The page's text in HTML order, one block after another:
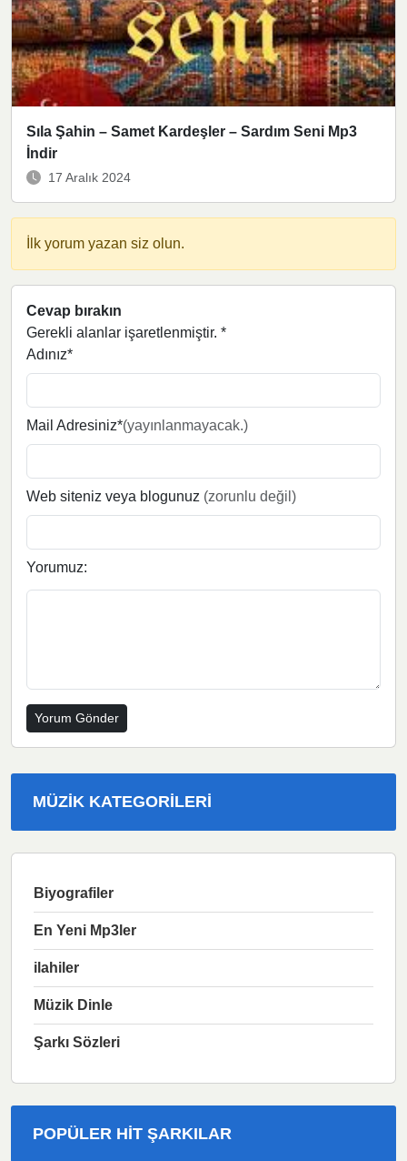
Sıla Şahin – Samet Kardeşler – Sardım Seni Mp3
İndir
17 Aralık 2024
İlk yorum yazan siz olun.
Cevap bırakın
Gerekli alanlar işaretlenmiştir. *
Adınız*
Mail Adresiniz*(yayınlanmayacak.)
Web siteniz veya blogunuz (zorunlu değil)
Yorumuz:
MÜZIK KATEGORILERI
Biyografiler
En Yeni Mp3ler
ilahiler
Müzik Dinle
Şarkı Sözleri
POPÜLER HIT ŞARKILAR